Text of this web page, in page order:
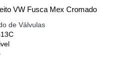
de Válvulas
VW Fusca Mex Cromado